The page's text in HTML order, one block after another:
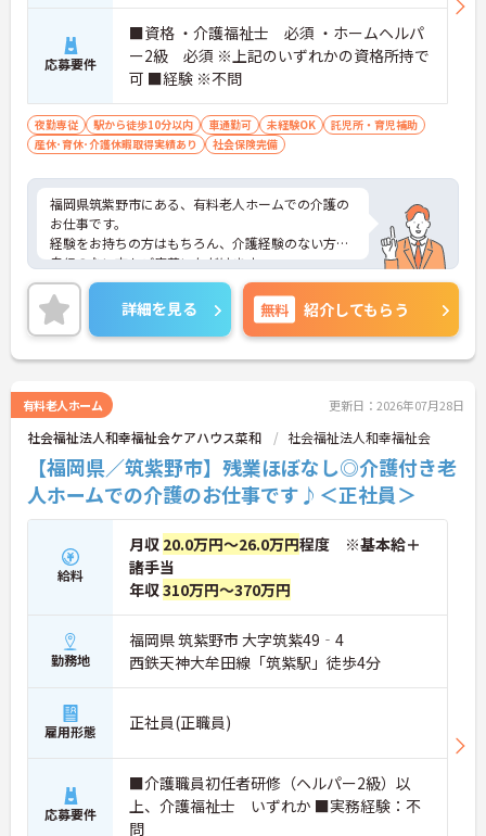
応募要件
■資格 ・介護福祉士 必須 ・ホームヘルパ
ー2級 必須 ※上記のいずれかの資格所持で
可 ■経験 ※不問
夜勤専従 駅から徒歩10分以内 車通勤可 未経験OK
託児所・育児補助
産休･育休･介護休暇取得実績あり
社会保険完備
福岡県筑紫野市にある、有料老人ホームでの介護の
お仕事です。
経験をお持ちの方はもちろん、介護経験のない方や
自信のない方もご応募いただけます。
託児施設の併設、有給休暇の取得等、家庭と仕事の
両立ができるような職場づくりを行っています。
最寄駅より徒歩圏内にくわえて、マイカー通勤も可
能と通勤も便利です♪
ご興味がある方は是非一度マイナビまでお問合せ下
詳細を見る 無料 紹介してもらう
有料老人ホーム 更新日：2026年07月28日
社会福祉法人和幸福祉会ケアハウス菜和 社会福祉法人和幸福祉会
【福岡県／筑紫野市】残業ほぼなし◎介護付き老
人ホームでの介護のお仕事です♪＜正社員＞
給料
月収 20.0万円～26.0万円程度 ※基本給＋
諸手当
年収310万円～370万円
勤務地
福岡県 筑紫野市 大字筑紫49‐4
西鉄天神大牟田線「筑紫駅」徒歩4分
雇用形態 正社員(正職員)
応募要件
■介護職員初任者研修（ヘルパー2級）以
上、介護福祉士 いずれか ■実務経験：不
問